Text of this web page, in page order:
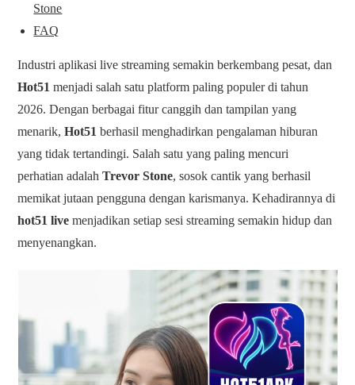
Stone
FAQ
Industri aplikasi live streaming semakin berkembang pesat, dan
Hot51 menjadi salah satu platform paling populer di tahun
2026. Dengan berbagai fitur canggih dan tampilan yang
menarik,Hot51 berhasil menghadirkan pengalaman hiburan
yang tidak tertandingi. Salah satu yang paling mencuri
perhatian adalahTrevor Stone, sosok cantik yang berhasil
memikat jutaan pengguna dengan karismanya. Kehadirannya di
hot51 live menjadikan setiap sesi streaming semakin hidup dan
menyenangkan.